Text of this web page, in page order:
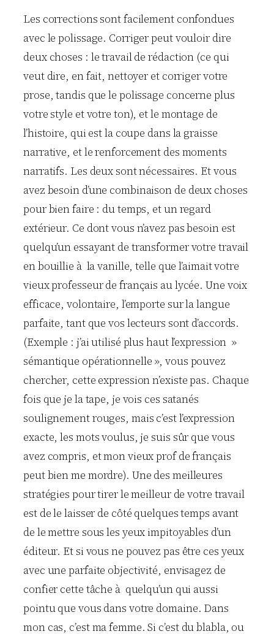
Les corrections sont facilement confondues
avec le polissage. Corriger peut vouloir dire
deux choses : le travail de rédaction (ce qui
veut dire, en fait, nettoyer et corriger votre
prose, tandis que le polissage concerne plus
votre style et votre ton), et le montage de
l’histoire, qui est la coupe dans la graisse
narrative, et le renforcement des moments
narratifs. Les deux sont nécessaires. Et vous
avez besoin d’une combinaison de deux choses
pour bien faire : du temps, et un regard
extérieur. Ce dont vous n’avez pas besoin est
quelqu’un essayant de transformer votre travail
en bouillie à la vanille, telle que l’aimait votre
vieux professeur de français au lycée. Une voix
efficace, volontaire, l’emporte sur la langue
parfaite, tant que vos lecteurs sont d’accords.
(Exemple : j’ai utilisé plus haut l’expression »
sémantique opérationnelle », vous pouvez
chercher, cette expression n’existe pas. Chaque
fois que je la tape, je vois ces satanés
soulignement rouges, mais c’est l’expression
exacte, les mots voulus, je suis sûr que vous
avez compris, et mon vieux prof de français
peut bien me mordre). Une des meilleures
stratégies pour tirer le meilleur de votre travail
est de le laisser de côté quelques temps avant
de le mettre sous les yeux impitoyables d’un
éditeur. Et si vous ne pouvez pas être ces yeux
avec une parfaite objectivité, envisagez de
confier cette tâche à quelqu’un qui aussi
pointu que vous dans votre domaine. Dans
mon cas, c’est ma femme. Si c’est du blabla, ou